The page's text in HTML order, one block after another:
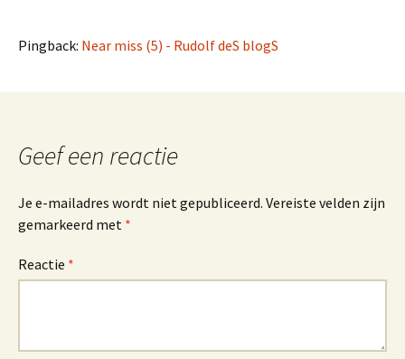
Pingback: Near miss (5) - Rudolf deS blogS
Geef een reactie
Je e-mailadres wordt niet gepubliceerd. Vereiste velden zijn
gemarkeerd met *
Reactie *